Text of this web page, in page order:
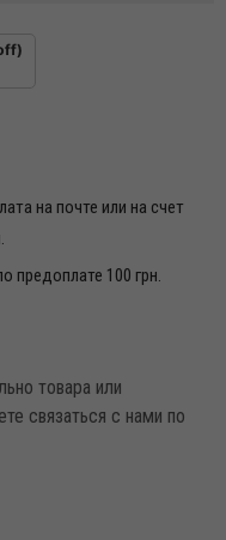
на почте или на счет
предоплате 100 грн.
товара или
связаться с нами по